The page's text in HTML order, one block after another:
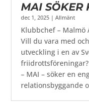
MAI SÖKER
dec 1, 2025 |Allmänt
Klubbchef – Malmö
Vill du vara med
utveckling i en av
– MAI – söker en
relationsbyggande